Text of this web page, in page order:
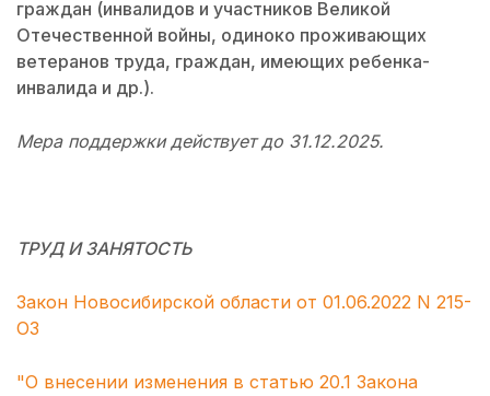
граждан (инвалидов и участников Великой
Отечественной войны, одиноко проживающих
ветеранов труда, граждан, имеющих ребенка-
инвалида и др.).
Мера поддержки действует до 31.12.2025.
ТРУД И ЗАНЯТОСТЬ
Закон Новосибирской области от 01.06.2022 N 215-
ОЗ
"О внесении изменения в статью 20.1 Закона